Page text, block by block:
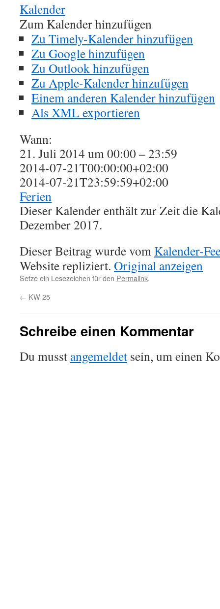
Kalender
Zum Kalender hinzufügen
Zu Timely-Kalender hinzufügen
Zu Google hinzufügen
Zu Outlook hinzufügen
Zu Apple-Kalender hinzufügen
Einem anderen Kalender hinzufügen
Als XML exportieren
Wann:
21. Juli 2014 um 00:00 – 23:59
2014-07-21T00:00:00+02:00
2014-07-21T23:59:59+02:00
Ferien
Dieser Kalender enthält zur Zeit die
Dezember 2017.
Dieser Beitrag wurde vom Kalender-
Website repliziert. Original anzeigen
Setze ein Lesezeichen für den Permalink.
← KW 25
Schreibe einen Kommentar
Du musst angemeldet sein, um einen